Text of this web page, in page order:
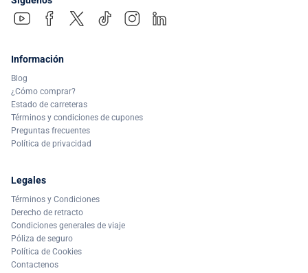
Información
Blog
¿Cómo comprar?
Estado de carreteras
Términos y condiciones de cupones
Preguntas frecuentes
Política de privacidad
Legales
Términos y Condiciones
Derecho de retracto
Condiciones generales de viaje
Póliza de seguro
Política de Cookies
Contactenos